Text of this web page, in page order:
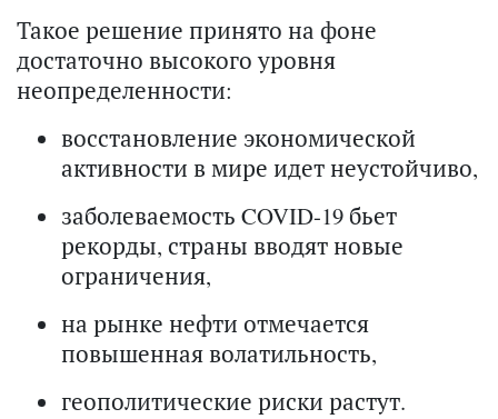
Такое решение принято на фоне
достаточно высокого уровня
неопределенности:
восстановление экономической
активности в мире идет неустойчиво,
заболеваемость COVID-19 бьет
рекорды, страны вводят новые
ограничения,
на рынке нефти отмечается
повышенная волатильность,
геополитические риски растут.